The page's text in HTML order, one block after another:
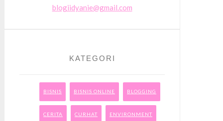
blogiidyanie@gmail.com
KATEGORI
BISNIS BISNIS ONLINE BLOGGING
CERITA CURHAT ENVIRONMENT